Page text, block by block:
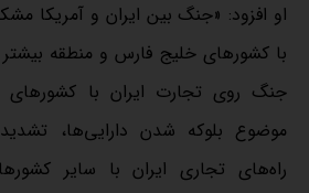
او افزود: «جنگ بین ایران و آمریکا
با کشورهای خلیج فارس و منطقه
جنگ روی تجارت ایران با کشورهای
موضوع بلوکه شدن دارایی‌ها،
راه‌های تجاری ایران با سایر